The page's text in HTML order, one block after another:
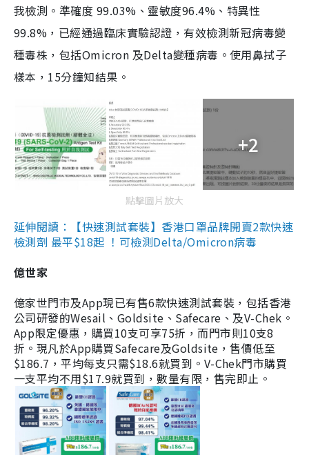
我檢測。準確度 99.03%、靈敏度96.4%、特異性
99.8%，已經通過臨床實驗認證，有效檢測新冠病毒變
種毒株，包括Omicron 及Delta變種病毒。使用鼻拭子
樣本，15分鐘知結果。
+2
點擊圖片放大
延伸閱讀：【快速測試套裝】香港口罩品牌開賣2款快速
檢測劑 最平$18起 ！可檢測Delta/Omicron病毒
億世家
億家世門市及App現已有售6款快速測試套裝，包括香港
公司研發的Wesail、Goldsite、Safecare、及V-Chek。
App限定優惠，購買10支可享75折，而門市則10支8
折。現凡於App購買Safecare及Goldsite，售價低至
$186.7，平均每支只需$18.6就買到。V-Chek門市購買
一支平均不用$17.9就買到，數量有限，售完即止。